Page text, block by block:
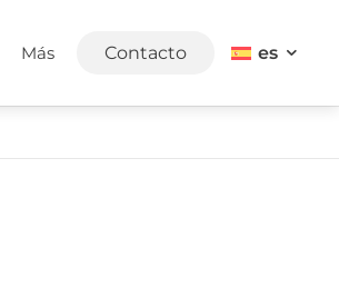
Más Contacto es